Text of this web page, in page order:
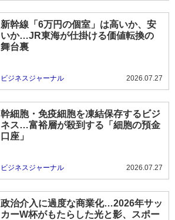
新幹線「6万円の個室」は高いか、安
いか…JR東海が仕掛ける価値転換の
舞台裏
ビジネスジャーナル 2026.07.27
幹細胞・免疫細胞を凍結保存するビジ
ネス…富裕層が殺到する「細胞の預金
口座」
ビジネスジャーナル 2026.07.27
政治介入に過度な商業化…2026年サッ
カーW杯がもたらした光と影、スポー